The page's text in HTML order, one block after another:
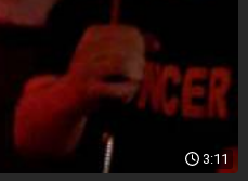
3:11